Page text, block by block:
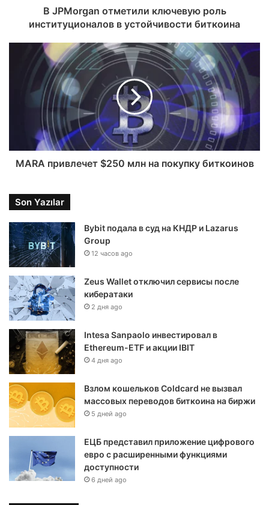
В JPMorgan отметили ключевую роль
институционалов в устойчивости биткоина
MARA привлечет $250 млн на покупку биткоинов
Son Yazılar
Bybit подала в суд на КНДР и Lazarus
Group
12 часов ago
Zeus Wallet отключил сервисы после
кибератаки
2 дня ago
Intesa Sanpaolo инвестировал в
Ethereum-ETF и акции IBIT
4 дня ago
Взлом кошельков Coldcard не вызвал
массовых переводов биткоина на биржи
5 дней ago
ЕЦБ представил приложение цифрового
евро с расширенными функциями
доступности
6 дней ago